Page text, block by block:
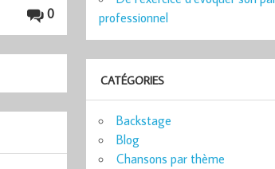
0
professionnel
CATÉGORIES
Backstage
Blog
Chansons par thème